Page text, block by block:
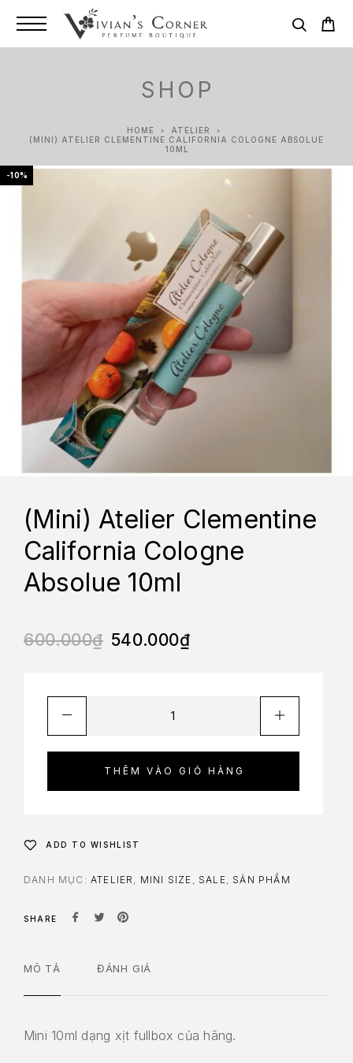
SHOP
HOME
ATELIER
(MINI) ATELIER CLEMENTINE CALIFORNIA COLOGNE ABSOLUE
10ML
-10%
(Mini) Atelier Clementine
California Cologne
Absolue 10ml
600.000₫ 540.000₫
THÊM VÀO GIỎ HÀNG
ADD TO WISHLIST
DANH MỤC: ATELIER , MINI SIZE , SALE, SẢN PHẨM
SHARE
MÔ TẢ ĐÁNH GIÁ
Mini 10ml dạng xịt fullbox của hãng.